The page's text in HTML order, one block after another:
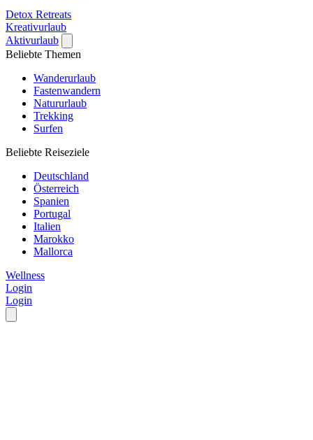
Detox Retreats
Kreativurlaub
Aktivurlaub
Beliebte Themen
Wanderurlaub
Fastenwandern
Natururlaub
Trekking
Surfen
Beliebte Reiseziele
Deutschland
Österreich
Spanien
Portugal
Italien
Marokko
Mallorca
Wellness
Login
Login